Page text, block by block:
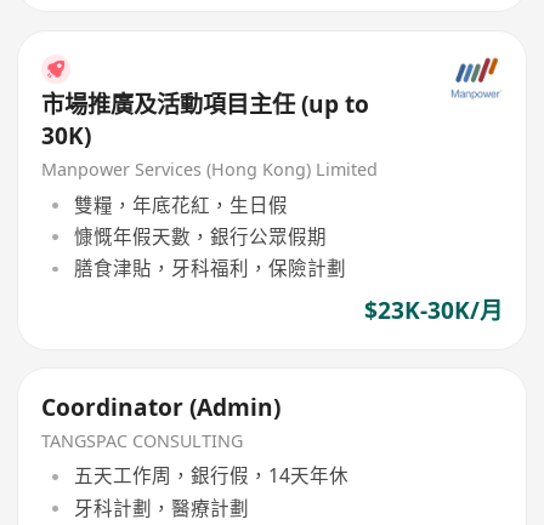
市場推廣及活動項目主任 (up to
30K)
Manpower Services (Hong Kong) Limited
雙糧，年底花紅，生日假
慷慨年假天數，銀行公眾假期
膳食津貼，牙科福利，保險計劃
$23K-30K/月
Coordinator (Admin)
TANGSPAC CONSULTING
五天工作周，銀行假，14天年休
牙科計劃，醫療計劃